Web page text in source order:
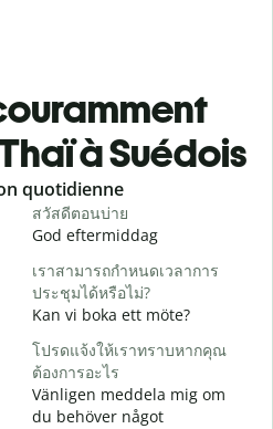
à Suédois
quotidienne
สวัสดีตอนบ่าย
God eftermiddag
เราสามารถกำหนดเวลาการ
ประชุมได้หรือไม่?
Kan vi boka ett möte?
โปรดแจ้งให้เราทราบหากคุณ
ต้องการอะไร
Vänligen meddela mig om
du behöver något